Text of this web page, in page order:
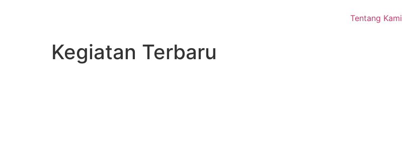
Tentang Kami
Kegiatan Terbaru